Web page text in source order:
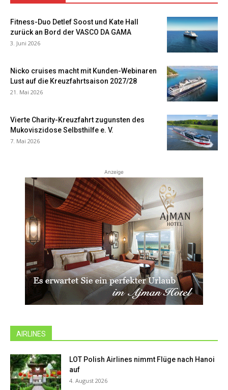
Fitness-Duo Detlef Soost und Kate Hall
zurück an Bord der VASCO DA GAMA
3. Juni 2026
Nicko cruises macht mit Kunden-Webinaren
Lust auf die Kreuzfahrtsaison 2027/28
21. Mai 2026
Vierte Charity-Kreuzfahrt zugunsten des
Mukoviszidose Selbsthilfe e. V.
7. Mai 2026
Anzeige
AIRLINES
LOT Polish Airlines nimmt Flüge nach Hanoi
auf
4. August 2026